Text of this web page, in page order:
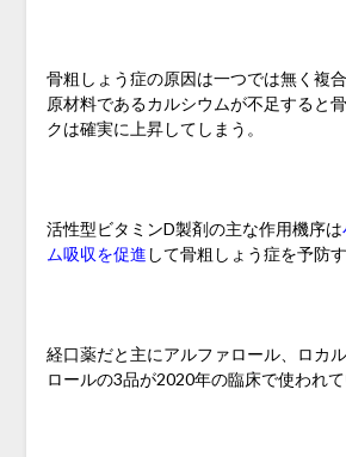
骨粗しょう症の原因は一つでは無く複
原材料であるカルシウムが不足すると
クは確実に上昇してしまう。
活性型ビタミンD製剤の主な作用機序は
ム吸収を促進 して骨粗しょう症を予防す
経口薬だと主にアルファロール、ロカ
ロールの3品が2020年の臨床で使われて